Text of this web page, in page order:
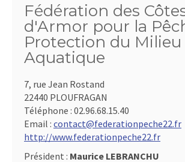
Fédération des
d'Armor pour la
Protection du Milieu
Aquatique
7, rue Jean Rostand
22440 PLOUFRAGAN
Téléphone : 02.96.68.15.40
Email : contact@federationpeche22.fr
http://www.federationpeche22.fr
Président : Maurice LEBRANCHU